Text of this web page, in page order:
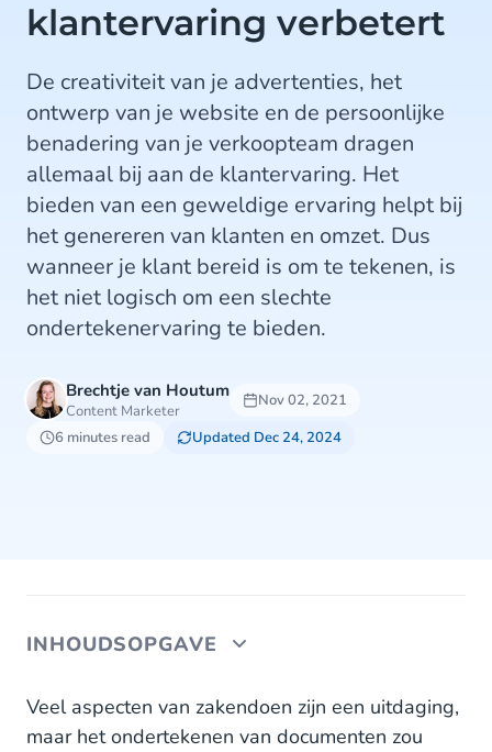
klantervaring verbetert
De creativiteit van je advertenties, het
ontwerp van je website en de persoonlijke
benadering van je verkoopteam dragen
allemaal bij aan de klantervaring. Het
bieden van een geweldige ervaring helpt bij
het genereren van klanten en omzet. Dus
wanneer je klant bereid is om te tekenen, is
het niet logisch om een slechte
ondertekenervaring te bieden.
Brechtje van Houtum
Content Marketer
Nov 02, 2021
6 minutes read
Updated Dec 24, 2024
INHOUDSOPGAVE
Waarom ondermaatse digitale ondertekening je
bedrijf tekort doet
Veel aspecten van zakendoen zijn een uitdaging,
maar het ondertekenen van documenten zou